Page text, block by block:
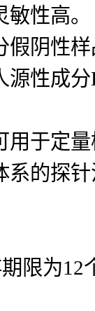
性高。
假阴性
源性成
用于定
系的探
限为12